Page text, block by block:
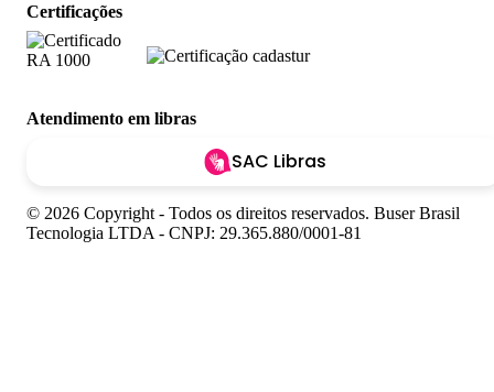
Certificações
Atendimento em libras
SAC Libras
© 2026 Copyright - Todos os direitos reservados. Buser Brasil
Tecnologia LTDA - CNPJ: 29.365.880/0001-81